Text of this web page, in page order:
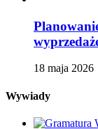
18 maja 2026
Wywiady